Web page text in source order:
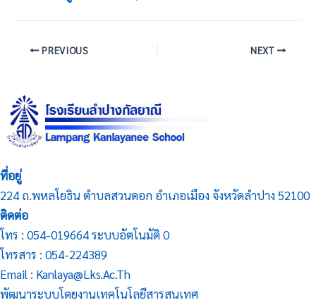
PREVIOUS NEXT
ที่อยู่
224 ถ.พหลโยธิน ตำบลสวนดอก อำเภอเมือง จังหวัดลำปาง 52100
ติดต่อ
โทร : 054-019664 ระบบอัตโนมัติ 0
โทรสาร : 054-224389
Email : Kanlaya@lks.ac.th
พัฒนาระบบโดยงานเทคโนโลยีสารสนเทศ